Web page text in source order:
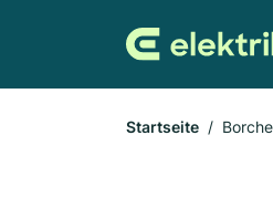
Startseite